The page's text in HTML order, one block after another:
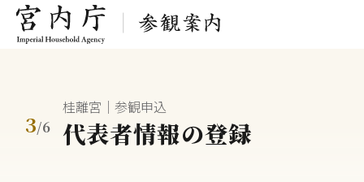
3/6
桂離宮｜参観申込
代表者情報の登録